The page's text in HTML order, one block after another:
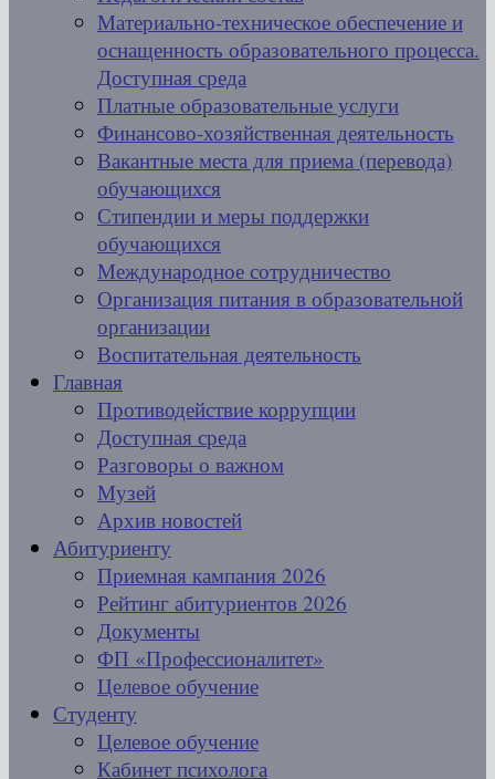
Материально-техническое обеспечение и
оснащенность образовательного процесса.
Доступная среда
Платные образовательные услуги
Финансово-хозяйственная деятельность
Вакантные места для приема (перевода)
обучающихся
Стипендии и меры поддержки
обучающихся
Международное сотрудничество
Организация питания в образовательной
организации
Воспитательная деятельность
Главная
Противодействие коррупции
Доступная среда
Разговоры о важном
Музей
Архив новостей
Абитуриенту
Приемная кампания 2026
Рейтинг абитуриентов 2026
Документы
ФП «Профессионалитет»
Целевое обучение
Студенту
Целевое обучение
Кабинет психолога